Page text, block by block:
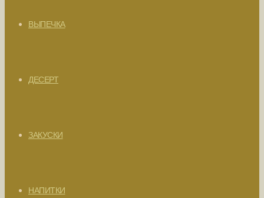
ВЫПЕЧКА
ДЕСЕРТ
ЗАКУСКИ
НАПИТКИ